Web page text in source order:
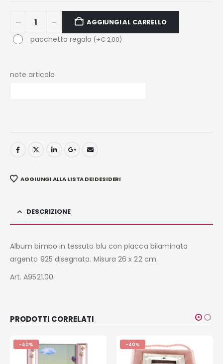
AGGIUNGI AL CARRELLO
pacchetto regalo (+€2,00)
note articolo
AGGIUNGI ALLA LISTA DEI DESIDERI
DESCRIZIONE
Album bimbo in tessuto blu con placca bilaminata
argento 925 disegnata. Misura 26 x 22 cm.
Art. A9521.00
PRODOTTI CORRELATI
-40% -40%